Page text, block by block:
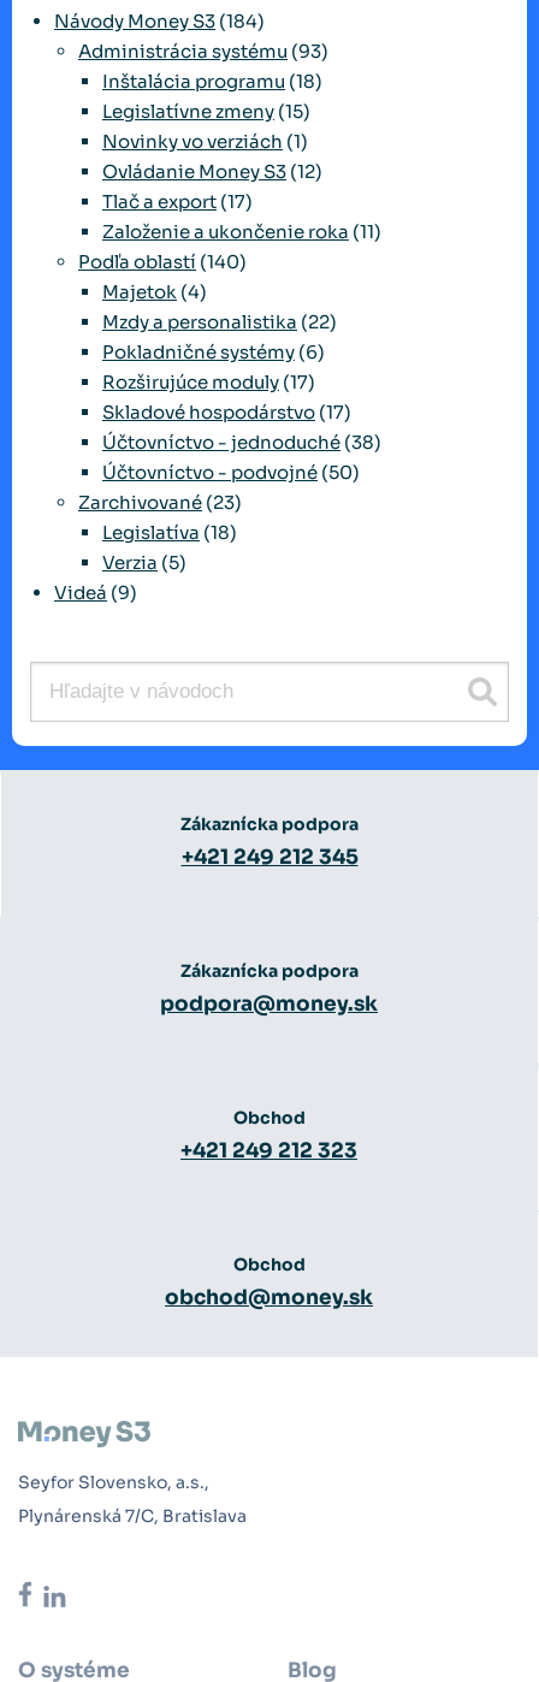
Návody Money S3 (184)
Administrácia systému (93)
Inštalácia programu (18)
Legislatívne zmeny (15)
Novinky vo verziách (1)
Ovládanie Money S3 (12)
Tlač a export (17)
Založenie a ukončenie roka (11)
Podľa oblastí (140)
Majetok (4)
Mzdy a personalistika (22)
Pokladničné systémy (6)
Rozširujúce moduly (17)
Skladové hospodárstvo (17)
Účtovníctvo - jednoduché (38)
Účtovníctvo - podvojné (50)
Zarchivované (23)
Legislatíva (18)
Verzia (5)
Videá (9)
Zákaznícka podpora
+421 249 212 345
Zákaznícka podpora
podpora@money.sk
Obchod
+421 249 212 323
Obchod
obchod@money.sk
Seyfor Slovensko, a.s.,
Plynárenská 7/C, Bratislava
O systéme Blog